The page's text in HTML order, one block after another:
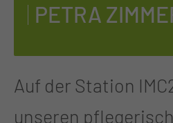
PE­TRA
Auf der Station
unseren